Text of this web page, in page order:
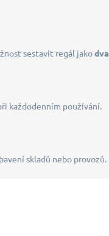
sestavit regál jakodva
každodenním používání.
skladů nebo provozů.